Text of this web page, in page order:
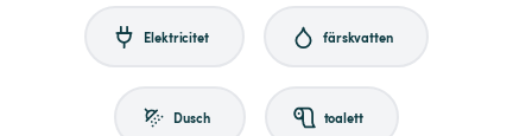
Elektricitet färskvatten
Dusch toalett